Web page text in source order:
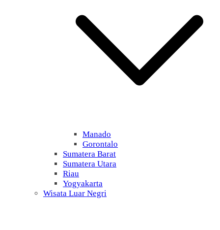
Manado
Gorontalo
Sumatera Barat
Sumatera Utara
Riau
Yogyakarta
Wisata Luar Negri